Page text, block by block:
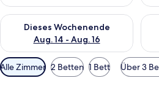
Dieses Wochenende
Aug. 14 - Aug. 16
Überprüfe die Verfügbarkeit für
Verfügbare
Filter
Alle Zimmer 2 Betten 1 Bett Über 3